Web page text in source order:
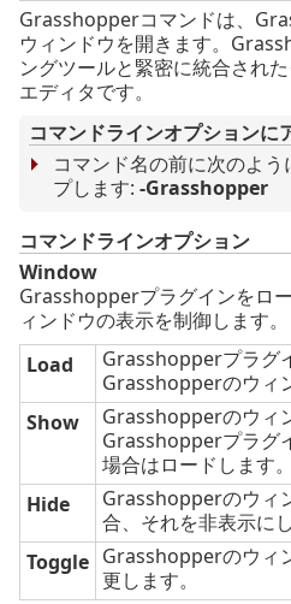
Grasshopperコマンドは、
ウィンドウを開きます。
ングツールと緊密に統合され
エディタです。
コマンドラインオプションに
コマンド名の前に次のよう
プします: -Grasshopper
コマンドラインオプション
Window
Grasshopperプラグインをロ
ィンドウの表示を制御します。
Load
Grasshopperプラグ
Grasshopperのウィ
Show
Grasshopperのウィ
Grasshopperプラグ
場合はロードします。
Hide
Grasshopperのウィ
合、それを非表示にし
Toggle Grasshopperのウィ
更します。